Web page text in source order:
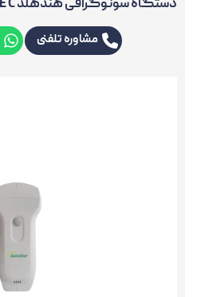
دستگاه سونوگرافی هندهلد C4PL-UPROBE C
مشاوره تلفنی